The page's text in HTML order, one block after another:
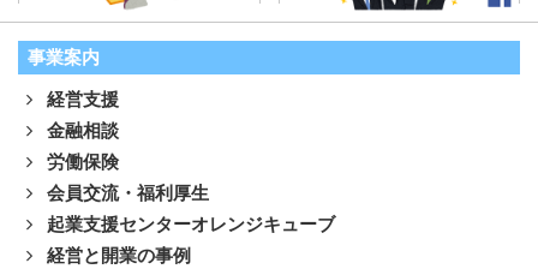
事業案内
経営支援
金融相談
労働保険
会員交流・福利厚生
起業支援センターオレンジキューブ
経営と開業の事例